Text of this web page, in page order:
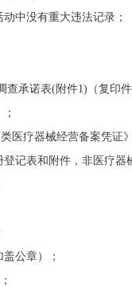
中没有重大违法记录；
承诺表(附件1)（复印
医疗器械经营备案凭证
记表和附件，非医疗器
公章）；